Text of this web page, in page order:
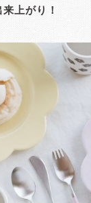
上がり！